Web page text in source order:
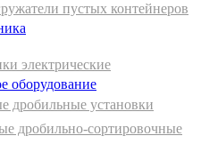
пустых контейнеров
электрические
оборудование
дробильные установки
дробильно-сортировочные